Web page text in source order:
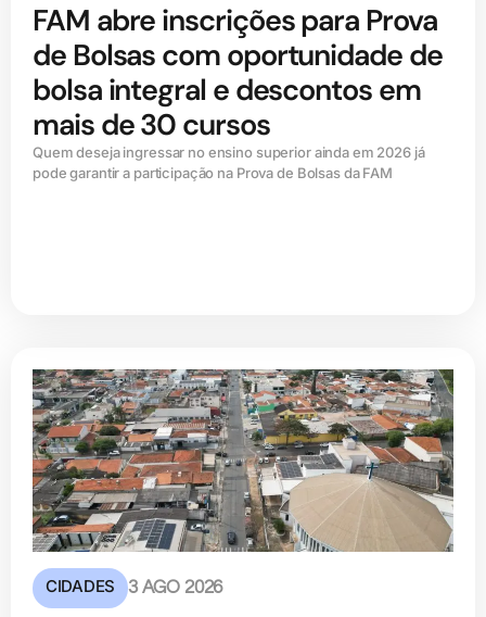
FAM abre inscrições para Prova
de Bolsas com oportunidade de
bolsa integral e descontos em
mais de 30 cursos
Quem deseja ingressar no ensino superior ainda em 2026 já
pode garantir a participação na Prova de Bolsas da FAM
CIDADES 3 AGO 2026